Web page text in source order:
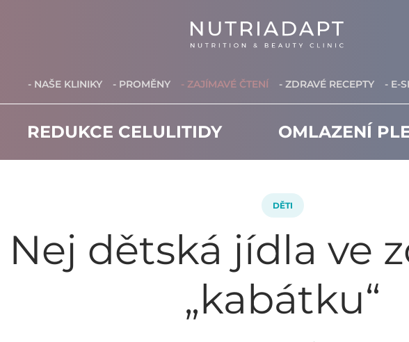
- NAŠE KLINIKY - PROMĚNY - ZAJÍMAVÉ ČTENÍ - ZDRAVÉ RECEPTY - E-
REDUKCE CELULITIDY OMLAZENÍ
DĚTI
Nej dětská jídla ve
„kabátku“